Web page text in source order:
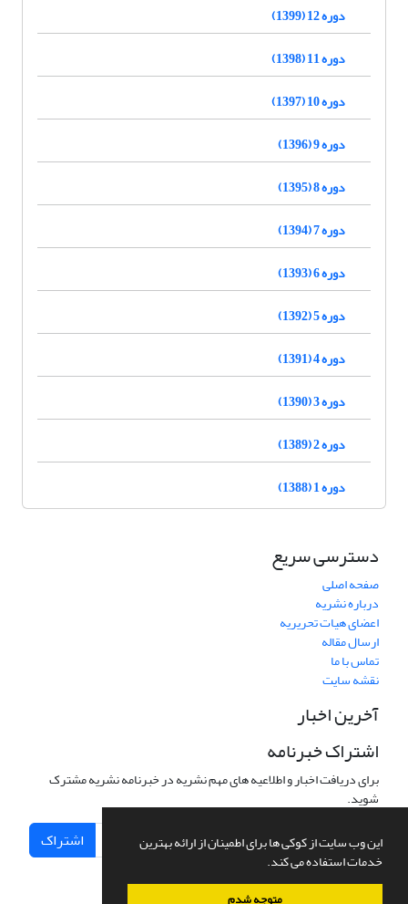
این وب سایت از کوکی ها برای اطمینان از ارائه بهترین
خدمات استفاده می کند.
متوجه شدم
دوره 12 (1399)
دوره 11 (1398)
دوره 10 (1397)
دوره 9 (1396)
دوره 8 (1395)
دوره 7 (1394)
دوره 6 (1393)
دوره 5 (1392)
دوره 4 (1391)
دوره 3 (1390)
دوره 2 (1389)
دوره 1 (1388)
دسترسی سریع
صفحه اصلی
درباره نشریه
اعضای هیات تحریریه
ارسال مقاله
تماس با ما
نقشه سایت
آخرین اخبار
اشتراک خبرنامه
برای دریافت اخبار و اطلاعیه های مهم نشریه در خبرنامه نشریه مشترک
شوید.
اشتراک